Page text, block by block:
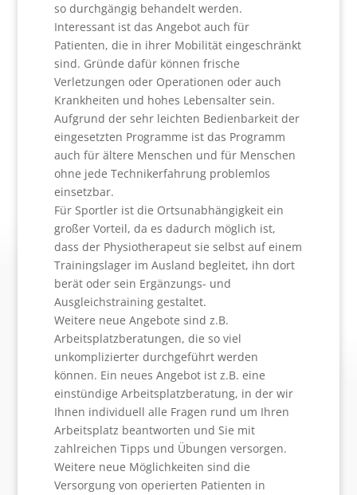
so durchgängig behandelt werden.
Interessant ist das Angebot auch für
Patienten, die in ihrer Mobilität eingeschränkt
sind. Gründe dafür können frische
Verletzungen oder Operationen oder auch
Krankheiten und hohes Lebensalter sein.
Aufgrund der sehr leichten Bedienbarkeit der
eingesetzten Programme ist das Programm
auch für ältere Menschen und für Menschen
ohne jede Technikerfahrung problemlos
einsetzbar.
Für Sportler ist die Ortsunabhängigkeit ein
großer Vorteil, da es dadurch möglich ist,
dass der Physiotherapeut sie selbst auf einem
Trainingslager im Ausland begleitet, ihn dort
berät oder sein Ergänzungs- und
Ausgleichstraining gestaltet.
Weitere neue Angebote sind z.B.
Arbeitsplatzberatungen, die so viel
unkomplizierter durchgeführt werden
können. Ein neues Angebot ist z.B. eine
einstündige Arbeitsplatzberatung, in der wir
Ihnen individuell alle Fragen rund um Ihren
Arbeitsplatz beantworten und Sie mit
zahlreichen Tipps und Übungen versorgen.
Weitere neue Möglichkeiten sind die
Versorgung von operierten Patienten in